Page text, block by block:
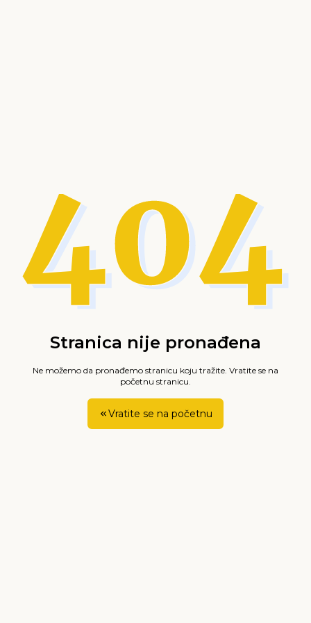
Stranica nije pronađena
Ne možemo da pronađemo stranicu koju tražite. Vratite se na
početnu stranicu.
Vratite se na početnu